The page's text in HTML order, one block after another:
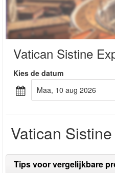
Vatican Sistine
Kies de datum
maa, 10 aug 2026
Vatican
Tips voor vergelijkbare